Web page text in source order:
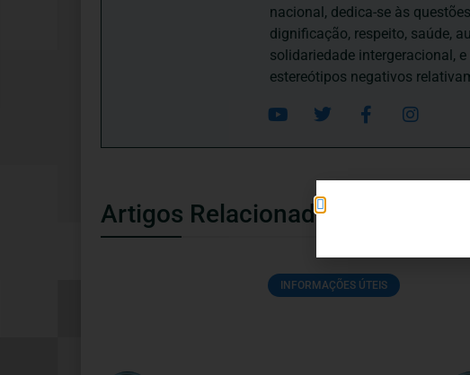
nacional, dedica-se às
dignificação, respeito, saúde,
solidariedade intergeracional,
estereótipos negativos
Artigos Relacionados
INFORMAÇÕES ÚTEIS